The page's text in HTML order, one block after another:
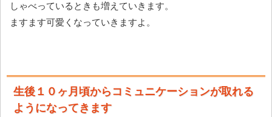
しゃべっているときも増えていきます。
ますます可愛くなっていきますよ。
生後１０ヶ月頃からコミュニケーションが取れる
ようになってきます